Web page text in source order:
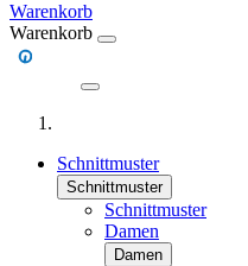
Warenkorb
Warenkorb
Schnittmuster
Schnittmuster
Schnittmuster
Damen
Damen